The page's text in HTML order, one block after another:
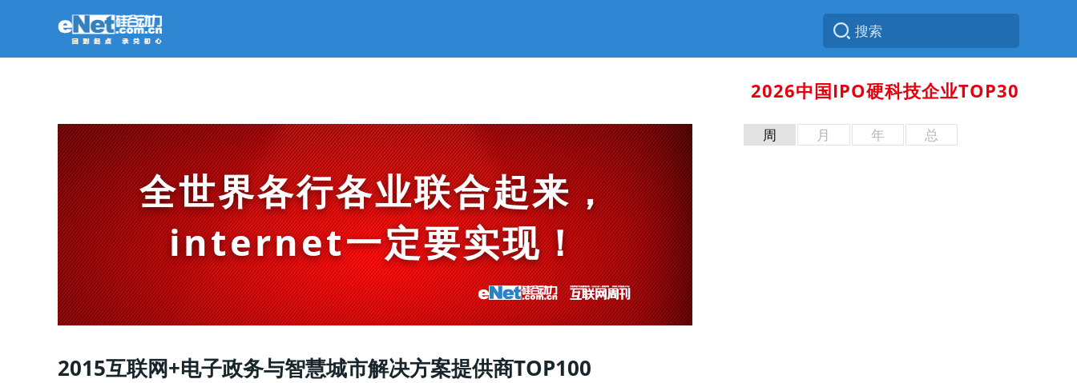
2026中国IPO硬科技企业TOP30
全世界各行各业联合起来，
internet一定要实现！
2015互联网+电子政务与智慧城市解决方案提供商TOP100
周 月 年 总